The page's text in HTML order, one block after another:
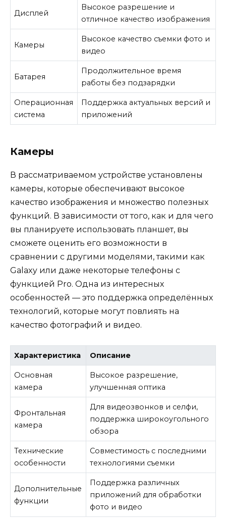
Дисплей
Высокое разрешение и
отличное качество изображения
Камеры
Высокое качество съемки фото и
видео
Батарея
Продолжительное время
работы без подзарядки
Операционная
система
Поддержка актуальных версий и
приложений
Камеры
В рассматриваемом устройстве установлены
камеры, которые обеспечивают высокое
качество изображения и множество полезных
функций. В зависимости от того, как и для чего
вы планируете использовать планшет, вы
сможете оценить его возможности в
сравнении с другими моделями, такими как
Galaxy или даже некоторые телефоны с
функцией Pro. Одна из интересных
особенностей — это поддержка определённых
технологий, которые могут повлиять на
качество фотографий и видео.
Характеристика Описание
Основная
камера
Высокое разрешение,
улучшенная оптика
Фронтальная
камера
Для видеозвонков и селфи,
поддержка широкоугольного
обзора
Технические
особенности
Совместимость с последними
технологиями съемки
Дополнительные
функции
Поддержка различных
приложений для обработки
фото и видео